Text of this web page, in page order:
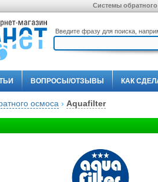
Системы
Введите фразу для поиска,
ВОПРОСЫ/ОТЗЫВЫ КАК
осмоса › Aquafilter